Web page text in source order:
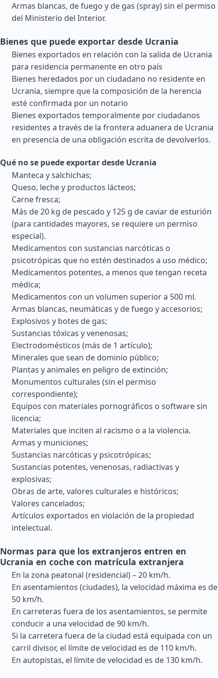
Armas blancas, de fuego y de gas (spray) sin el permiso
del Ministerio del Interior.
Bienes que puede exportar desde Ucrania
Bienes exportados en relación con la salida de Ucrania
para residencia permanente en otro país
Bienes heredados por un ciudadano no residente en
Ucrania, siempre que la composición de la herencia
esté confirmada por un notario
Bienes exportados temporalmente por ciudadanos
residentes a través de la frontera aduanera de Ucrania
en presencia de una obligación escrita de devolverlos.
Qué no se puede exportar desde Ucrania
Manteca y salchichas;
Queso, leche y productos lácteos;
Carne fresca;
Más de 20 kg de pescado y 125 g de caviar de esturión
(para cantidades mayores, se requiere un permiso
especial).
Medicamentos con sustancias narcóticas o
psicotrópicas que no estén destinados a uso médico;
Medicamentos potentes, a menos que tengan receta
médica;
Medicamentos con un volumen superior a 500 ml.
Armas blancas, neumáticas y de fuego y accesorios;
Explosivos y botes de gas;
Sustancias tóxicas y venenosas;
Electrodomésticos (más de 1 artículo);
Minerales que sean de dominio público;
Plantas y animales en peligro de extinción;
Monumentos culturales (sin el permiso
correspondiente);
Equipos con materiales pornográficos o software sin
licencia;
Materiales que inciten al racismo o a la violencia.
Armas y municiones;
Sustancias narcóticas y psicotrópicas;
Sustancias potentes, venenosas, radiactivas y
explosivas;
Obras de arte, valores culturales e históricos;
Valores cancelados;
Artículos exportados en violación de la propiedad
intelectual.
Normas para que los extranjeros entren en
Ucrania en coche con matrícula extranjera
En la zona peatonal (residencial) – 20 km/h.
En asentamientos (ciudades), la velocidad máxima es de
50 km/h.
En carreteras fuera de los asentamientos, se permite
conducir a una velocidad de 90 km/h.
Si la carretera fuera de la ciudad está equipada con un
carril divisor, el límite de velocidad es de 110 km/h.
En autopistas, el límite de velocidad es de 130 km/h.